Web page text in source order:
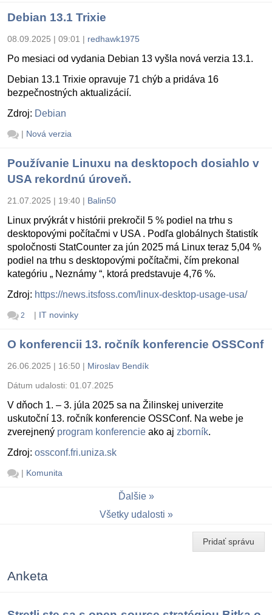
Debian 13.1 Trixie
08.09.2025 | 09:01 | redhawk1975
Po mesiaci od vydania Debian 13 vyšla nová verzia 13.1.
Debian 13.1 Trixie opravuje 71 chýb a pridáva 16
bezpečnostných aktualizácií.
Zdroj: Debian
| Nová verzia
Používanie Linuxu na desktopoch dosiahlo v
USA rekordnú úroveň.
21.07.2025 | 19:40 | Balin50
Linux prvýkrát v histórii prekročil 5 % podiel na trhu s
desktopovými počítačmi v USA . Podľa globálnych štatistík
spoločnosti StatCounter za jún 2025 má Linux teraz 5,04 %
podiel na trhu s desktopovými počítačmi, čím prekonal
kategóriu „ Neznámy “, ktorá predstavuje 4,76 %.
Zdroj: https://news.itsfoss.com/linux-desktop-usage-usa/
2 | IT novinky
O konferencii 13. ročník konferencie OSSConf
26.06.2025 | 16:50 | Miroslav Bendík
Dátum udalosti: 01.07.2025
V dňoch 1. – 3. júla 2025 sa na Žilinskej univerzite
uskutoční 13. ročník konferencie OSSConf. Na webe je
zverejnený program konferencie ako aj zborník.
Zdroj: ossconf.fri.uniza.sk
| Komunita
Ďalšie
Všetky udalosti
Pridať správu
Anketa